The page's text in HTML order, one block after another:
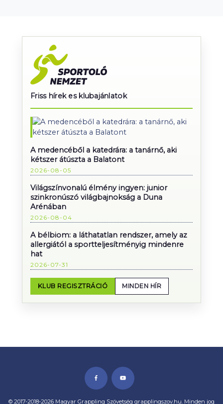
Friss hírek es klubajánlatok
A medencéből a katedrára: a tanárnő, aki
kétszer átúszta a Balatont
2026-08-05
Világszínvonalú élmény ingyen: junior
szinkronúszó világbajnokság a Duna
Arénában
2026-08-04
A bélbiom: a láthatatlan rendszer, amely az
allergiától a sportteljesítményig mindenre
hat
2026-07-31
KLUB REGISZTRÁCIÓ MINDEN HÍR
© 2017-2018-2026 Magyar Grappling Szövetség grapplingszov.hu. Minden jog